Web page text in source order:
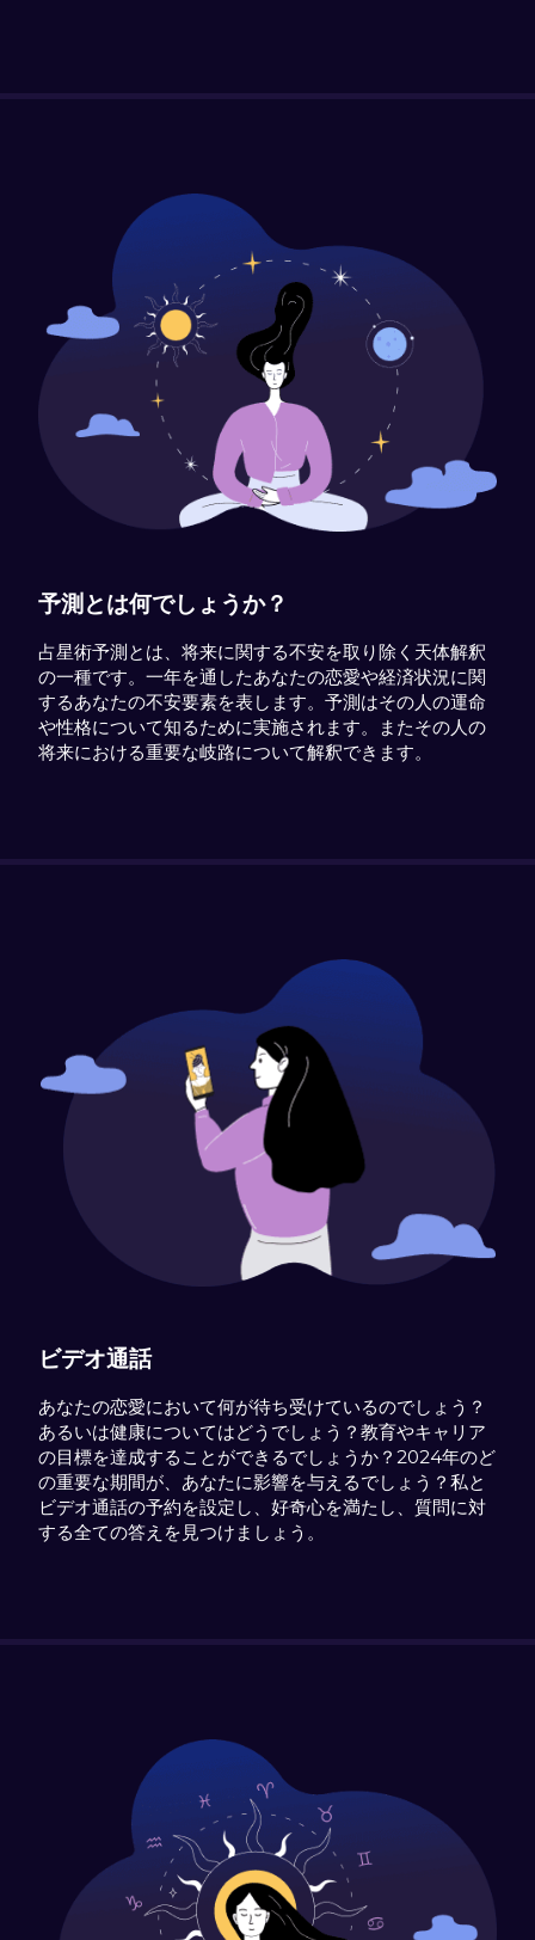
予測とは何でしょうか？
占星術予測とは、将来に関する不安を取り除く天体解釈
の一種です。一年を通したあなたの恋愛や経済状況に関
するあなたの不安要素を表します。予測はその人の運命
や性格について知るために実施されます。またその人の
将来における重要な岐路について解釈できます。
ビデオ通話
あなたの恋愛において何が待ち受けているのでしょう？
あるいは健康についてはどうでしょう？教育やキャリア
の目標を達成することができるでしょうか？2024年のど
の重要な期間が、あなたに影響を与えるでしょう？私と
ビデオ通話の予約を設定し、好奇心を満たし、質問に対
する全ての答えを見つけましょう。